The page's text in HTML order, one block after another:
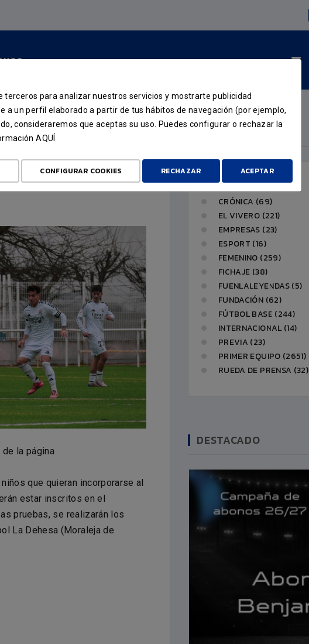
2026
la página
que quieran incorporarse al
estar inscritos en el
pruebas, se realizarán los
La Dehesa (Moraleja de
CATEGORÍAS
CRÓNICA (69)
EL VIVERO (221)
EMPRESAS (23)
ESPORT (16)
FEMENINO (259)
FICHAJE (38)
FUENLALEYENDAS (5)
FUNDACIÓN (62)
FÚTBOL BASE (244)
INTERNACIONAL (14)
PREVIA (23)
PRIMER EQUIPO (2651)
RUEDA DE PRENSA (32)
DESTACADO
terceros para analizar nuestros servicios y mostrarte publicidad
a un perfil elaborado a partir de tus hábitos de navegación (por ejemplo,
consideraremos que aceptas su uso. Puedes configurar o rechazar la
AQUÍ
CONFIGURAR COOKIES RECHAZAR ACEPTAR